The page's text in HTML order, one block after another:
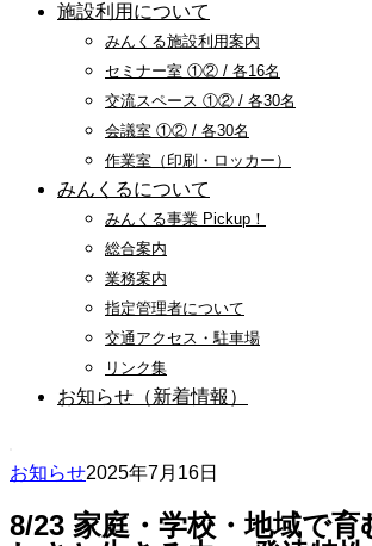
施設利用について
みんくる施設利用案内
セミナー室 ①② / 各16名
交流スペース ①② / 各30名
会議室 ①② / 各30名
作業室（印刷・ロッカー）
みんくるについて
みんくる事業 Pickup！
総合案内
業務案内
指定管理者について
交通アクセス・駐車場
リンク集
お知らせ（新着情報）
お知らせ2025年7月16日
8/23 家庭・学校・地域で育